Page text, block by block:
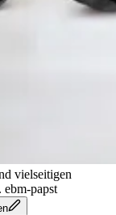
vielseitigen
ebm-papst